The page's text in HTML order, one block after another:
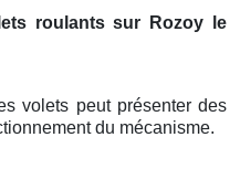
roulants sur Rozoy le
volets peut présenter des
du mécanisme.